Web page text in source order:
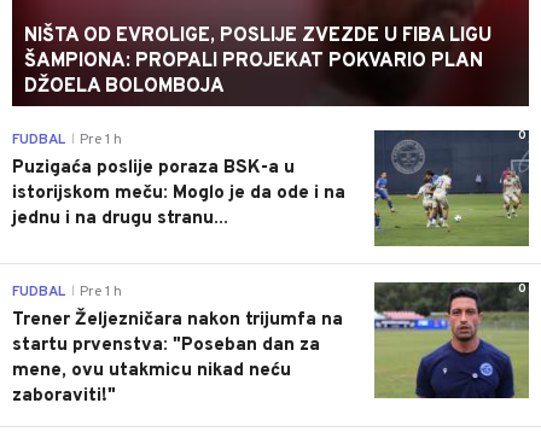
NIŠTA OD EVROLIGE, POSLIJE ZVEZDE U FIBA LIGU
ŠAMPIONA: PROPALI PROJEKAT POKVARIO PLAN
DŽOELA BOLOMBOJA
0
FUDBAL Pre 1 h
Puzigaća poslije poraza BSK-a u
istorijskom meču: Moglo je da ode i na
jednu i na drugu stranu...
0
FUDBAL Pre 1 h
Trener Željezničara nakon trijumfa na
startu prvenstva: "Poseban dan za
mene, ovu utakmicu nikad neću
zaboraviti!"